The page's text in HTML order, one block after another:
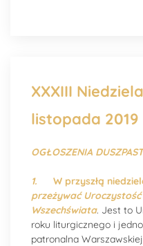
XXXIII
listopada 2019
OGŁOSZENIA
1. W przyszłą
przeżywać
Wszechświata. Jest to
roku liturgicznego i
patronalna